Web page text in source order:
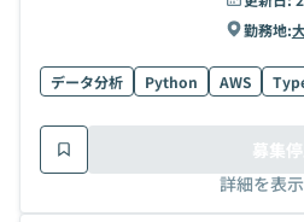
勤務地:
データ分析 Python AWS
詳細を表示
募集